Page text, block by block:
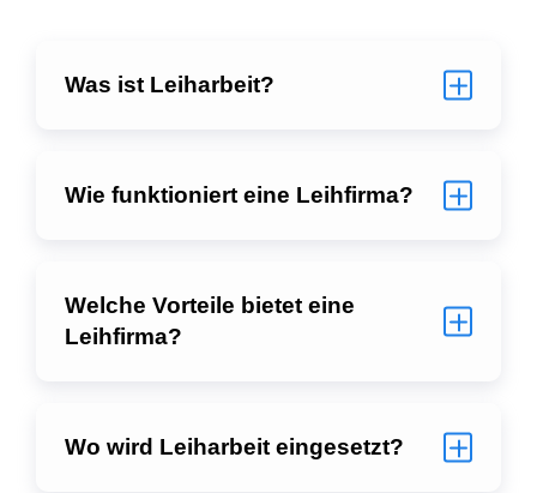
Was ist Leiharbeit?
Wie funktioniert eine Leihfirma?
Welche Vorteile bietet eine
Leihfirma?
Wo wird Leiharbeit eingesetzt?